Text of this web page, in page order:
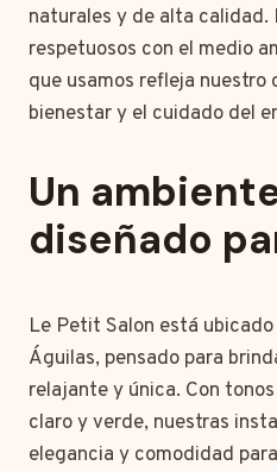
naturales y de alta calidad.
respetuosos con el medio
que usamos refleja nuestro
bienestar y el cuidado del
Un
diseñado
Le Petit Salon está
Águilas, pensado para
relajante y única. Con
claro y verde, nuestras
elegancia y comodidad